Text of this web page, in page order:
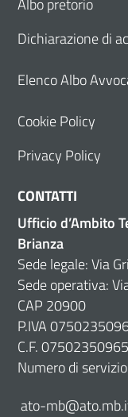
Albo pretorio
Dichiarazione di
Elenco Albo
Cookie Policy
Privacy Policy
CONTATTI
Ufficio d’Ambito
Brianza
Sede legale: Via
Sede operativa:
CAP 20900
P.IVA
C.F. 07502350965
Numero di
ato-